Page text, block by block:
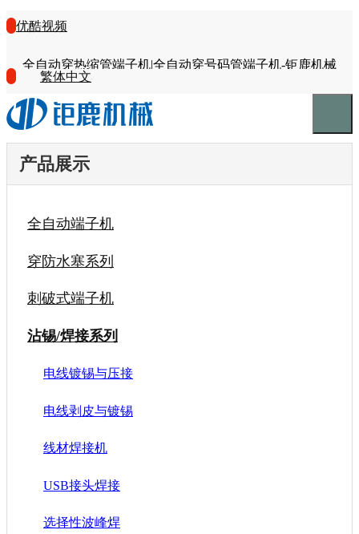
优酷视频
全自动穿热缩管端子机|全自动穿号码管端子机-钜鹿机械
繁体中文
产品展示
全自动端子机
穿防水塞系列
刺破式端子机
沾锡/焊接系列
电线镀锡与压接
电线剥皮与镀锡
线材焊接机
USB接头焊接
选择性波峰焊